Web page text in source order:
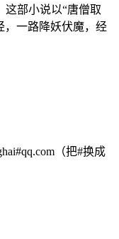
部小说以“唐僧取
，一路降妖伏魔，经
（把#换成